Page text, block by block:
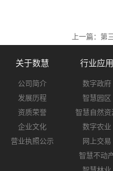
上一篇： 第
关于数慧
公司简介
发展历程
资质荣誉
企业文化
营业执照公示
行业应用
数字政府
智慧园区
智慧自然资
数字农业
网上交易
智慧不动